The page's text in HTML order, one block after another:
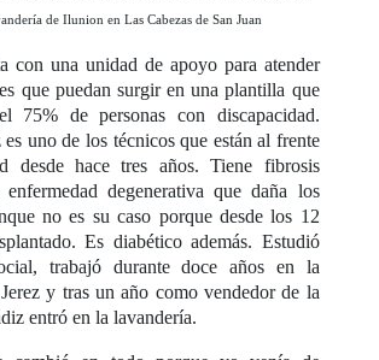
de Ilunion en Las Cabezas de San Juan
con una unidad de apoyo para atender
que puedan surgir en una plantilla que
75% de personas con discapacidad.
uno de los técnicos que están al frente
desde hace tres años. Tiene fibrosis
degenerativa que daña los
no es su caso porque desde los 12
Es diabético además. Estudió
trabajó durante doce años en la
y tras un año como vendedor de la
entró en la lavandería.